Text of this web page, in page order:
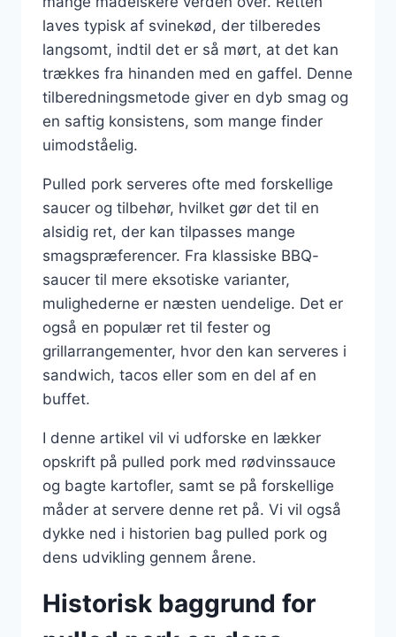
laves typisk af svinekød, der tilberedes
langsomt, indtil det er så mørt, at det kan
trækkes fra hinanden med en gaffel. Denne
tilberedningsmetode giver en dyb smag og
en saftig konsistens, som mange finder
uimodståelig.
Pulled pork serveres ofte med forskellige
saucer og tilbehør, hvilket gør det til en
alsidig ret, der kan tilpasses mange
smagspræferencer. Fra klassiske BBQ-
saucer til mere eksotiske varianter,
mulighederne er næsten uendelige. Det er
også en populær ret til fester og
grillarrangementer, hvor den kan serveres i
sandwich, tacos eller som en del af en
buffet.
I denne artikel vil vi udforske en lækker
opskrift på pulled pork med rødvinssauce
og bagte kartofler, samt se på forskellige
måder at servere denne ret på. Vi vil også
dykke ned i historien bag pulled pork og
dens udvikling gennem årene.
Historisk baggrund for